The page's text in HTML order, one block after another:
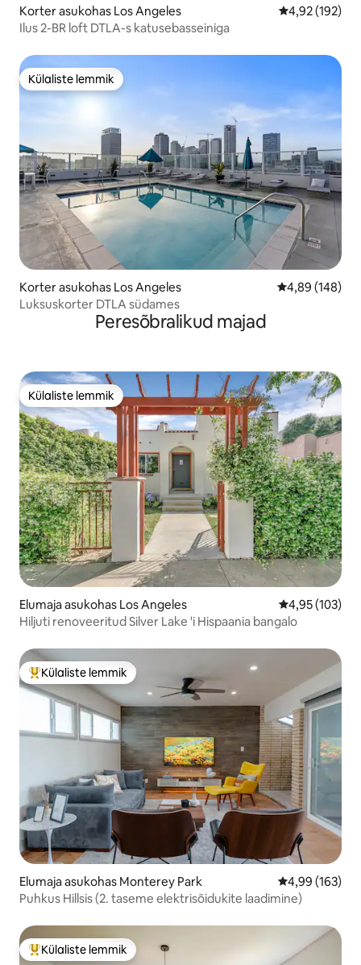
Korter asukohas Los Angeles Keskmine
4,92 (192)
Ilus 2-BR loft DTLA-s katusebasseiniga
Külaliste lemmik
Külaliste lemmik
Korter asukohas Los Angeles Keskmine
4,89 (148)
Luksuskorter DTLA südames
Peresõbralikud majad
Külaliste lemmik
Külaliste lemmik
Elumaja asukohas Los Angeles Keskmine
4,95 (103)
Hiljuti renoveeritud Silver Lake 'i Hispaania bangalo
Külaliste suur lemmik
Külaliste lemmik
Elumaja asukohas Monterey Park Keskmine
4,99 (163)
Puhkus Hillsis (2. taseme elektrisõidukite laadimine)
Külaliste suur lemmik
Külaliste lemmik